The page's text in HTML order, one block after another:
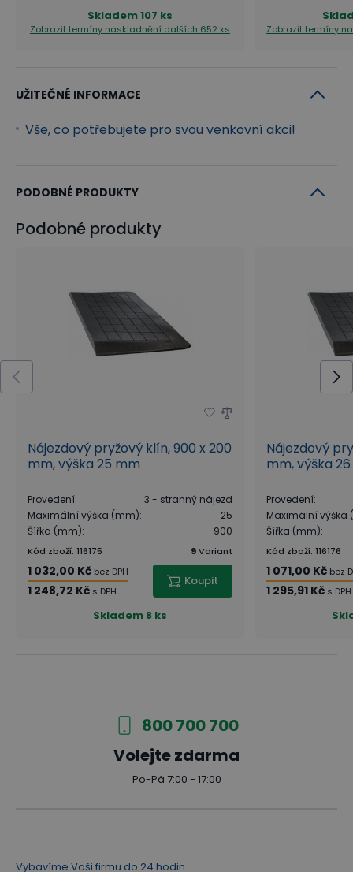
Skladem107 ks
Zobrazit termíny naskladnění dalších 652 ks Zobrazit termíny
UŽITEČNÉ INFORMACE
Vše, co potřebujete pro svou venkovní akci!
PODOBNÉ PRODUKTY
Podobné produkty
Nájezdový pryžový klín, 900 x 200
mm, výška 25 mm
Provedení:
3 - stranný nájezd
Maximální výška (mm):
25
Šířka (mm): 900
Kód zboží: 116175 9Variant
1 032,00 Kč bez DPH
1 248,72 Kč s DPH
Koupit
Skladem 8 ks
Nájezdový
mm, výška
Provedení:
Maximální výška
Šířka (mm):
Kód zboží: 116176
1 071,00 Kč bez
1 295,91 Kč s DPH
800 700 700
Volejte zdarma
Po-Pá 7:00 - 17:00
Vybavíme Vaši firmu do 24 hodin